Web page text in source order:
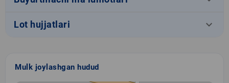
Lot hujjatlari keyboard_arrow_down
Mulk joylashgan hudud